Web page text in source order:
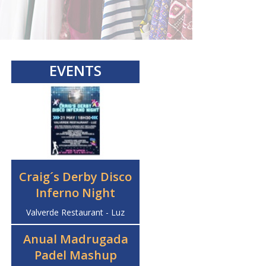
EVENTS
Craig´s Derby Disco
Inferno Night
Valverde Restaurant - Luz
Anual Madrugada
Padel Mashup